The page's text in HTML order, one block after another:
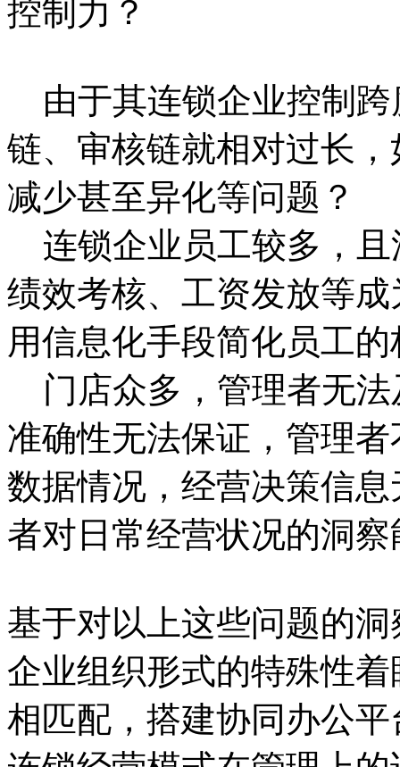
控制力？
由于其连锁企业控制跨
链、审核链就相对过长
减少甚至异化等问题？
连锁企业员工较多，且
绩效考核、工资发放等
用信息化手段简化员工
门店众多，管理者无法
准确性无法保证，管理
数据情况，经营决策信
者对日常经营状况的洞
基于对以上这些问题的
企业组织形式的特殊性
相匹配，搭建协同办公